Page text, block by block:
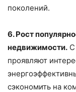
поколений.
6. Рост
недвижимости.
проявляют
сэкономить на